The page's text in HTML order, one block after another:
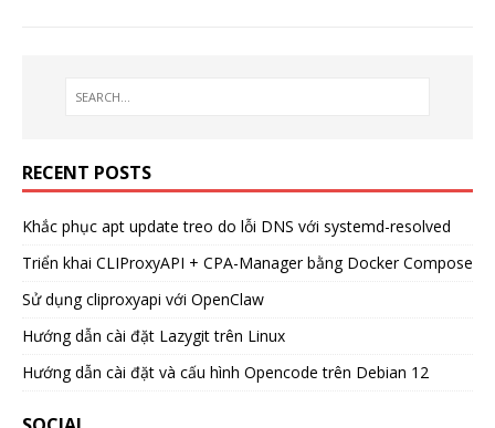
RECENT POSTS
Khắc phục apt update treo do lỗi DNS với systemd-resolved
Triển khai CLIProxyAPI + CPA-Manager bằng Docker Compose
Sử dụng cliproxyapi với OpenClaw
Hướng dẫn cài đặt Lazygit trên Linux
Hướng dẫn cài đặt và cấu hình Opencode trên Debian 12